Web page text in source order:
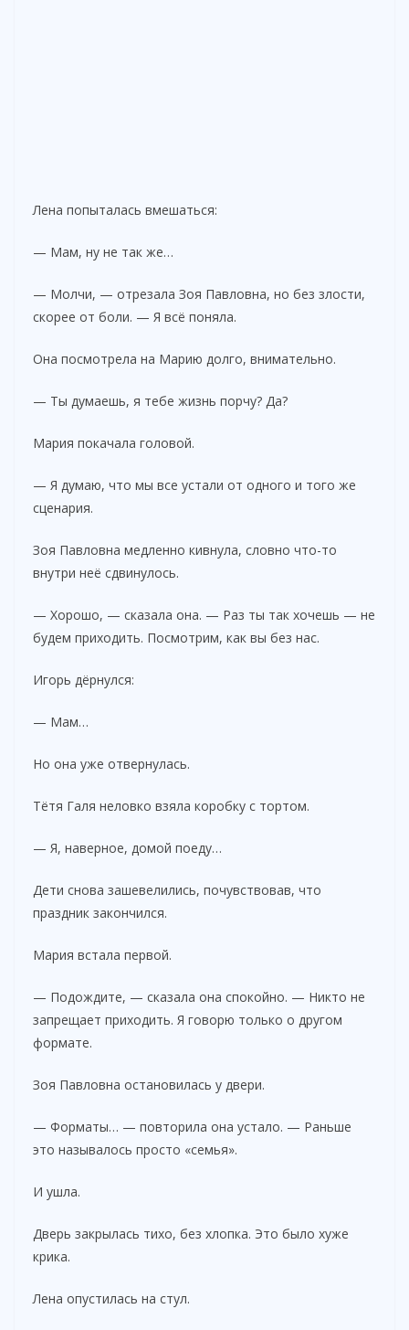
Лена попыталась вмешаться:
— Мам, ну не так же…
— Молчи, — отрезала Зоя Павловна, но без злости,
скорее от боли. — Я всё поняла.
Она посмотрела на Марию долго, внимательно.
— Ты думаешь, я тебе жизнь порчу? Да?
Мария покачала головой.
— Я думаю, что мы все устали от одного и того же
сценария.
Зоя Павловна медленно кивнула, словно что-то
внутри неё сдвинулось.
— Хорошо, — сказала она. — Раз ты так хочешь — не
будем приходить. Посмотрим, как вы без нас.
Игорь дёрнулся:
— Мам…
Но она уже отвернулась.
Тётя Галя неловко взяла коробку с тортом.
— Я, наверное, домой поеду…
Дети снова зашевелились, почувствовав, что
праздник закончился.
Мария встала первой.
— Подождите, — сказала она спокойно. — Никто не
запрещает приходить. Я говорю только о другом
формате.
Зоя Павловна остановилась у двери.
— Форматы… — повторила она устало. — Раньше
это называлось просто «семья».
И ушла.
Дверь закрылась тихо, без хлопка. Это было хуже
крика.
Лена опустилась на стул.